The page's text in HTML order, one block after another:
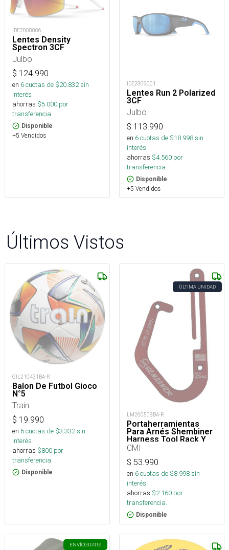
IDE2808006
Lentes Density
Spectron 3CF
Julbo
$ 124.990
en 6cuotas de $20.832sin
interés
ahorras $5.000 por
transferencia.
Disponible
+5 Vendidos
IDE2809001
Lentes Run 2 Polarized
3CF
Julbo
$ 113.990
en 6cuotas de $18.998sin
interés
ahorras $4.560 por
transferencia.
Disponible
+5 Vendidos
Últimos Vistos
GIL210431BA-R
Balon De Futbol Gioco
N°5
Train
$ 19.990
en 6cuotas de $3.332sin
interés
ahorras $800 por
transferencia.
Disponible
ÚLTIMA UNIDAD
LM260508BA-R
Portaherramientas
Para Arnés Shembiner
Harness Tool Rack Y
Arborismo
CMI
$ 53.990
en 6cuotas de $8.998sin
interés
ahorras $2.160 por
transferencia.
Disponible
ENVÍOGRATIS